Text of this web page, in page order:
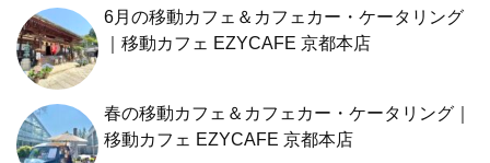
6月の移動カフェ＆カフェカー・ケータリング
｜移動カフェ EZYCAFE 京都本店
春の移動カフェ＆カフェカー・ケータリング｜
移動カフェ EZYCAFE 京都本店